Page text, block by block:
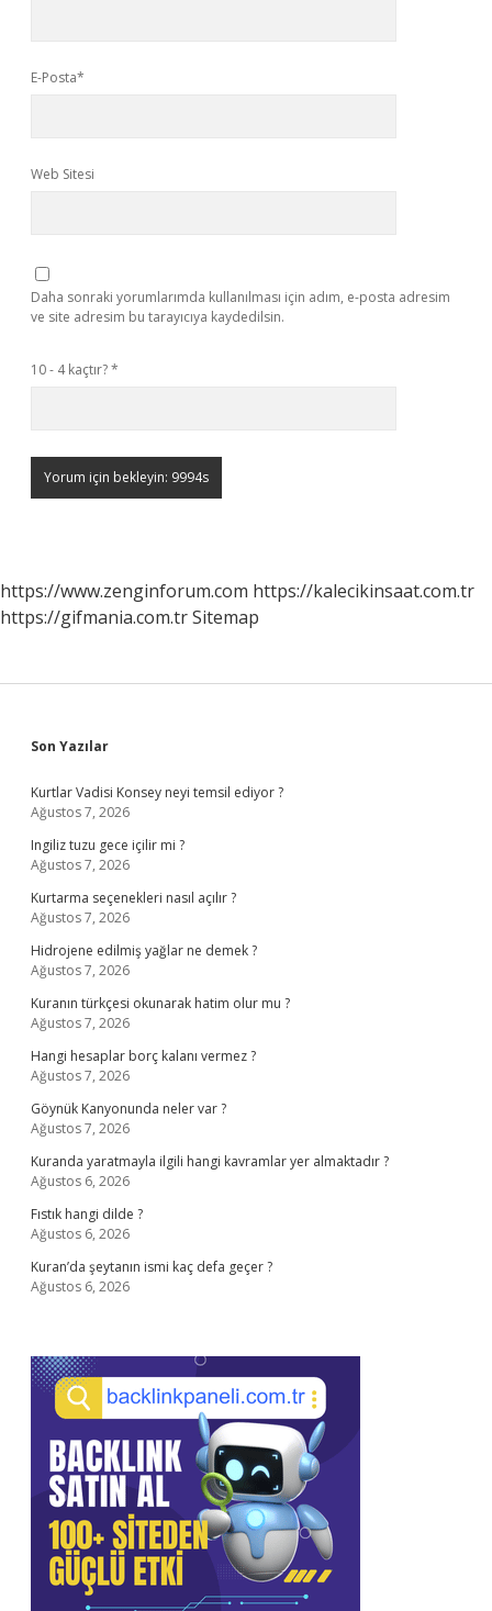
E-Posta*
Web Sitesi
Daha sonraki yorumlarımda kullanılması için adım, e-posta adresim
ve site adresim bu tarayıcıya kaydedilsin.
10 - 4 kaçtır?*
https://www.zenginforum.com https://kalecikinsaat.com.tr
https://gifmania.com.trSitemap
Sidebar
Son Yazılar
Kurtlar Vadisi Konsey neyi temsil ediyor ?
Ağustos 7, 2026
Ingiliz tuzu gece içilir mi ?
Ağustos 7, 2026
Kurtarma seçenekleri nasıl açılır ?
Ağustos 7, 2026
Hidrojene edilmiş yağlar ne demek ?
Ağustos 7, 2026
Kuranın türkçesi okunarak hatim olur mu ?
Ağustos 7, 2026
Hangi hesaplar borç kalanı vermez ?
Ağustos 7, 2026
Göynük Kanyonunda neler var ?
Ağustos 7, 2026
Kuranda yaratmayla ilgili hangi kavramlar yer almaktadır ?
Ağustos 6, 2026
Fıstık hangi dilde ?
Ağustos 6, 2026
Kuran’da şeytanın ismi kaç defa geçer ?
Ağustos 6, 2026